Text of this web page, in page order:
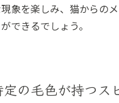
象を楽しみ、猫からの
できるでしょう。
の毛色が持つス